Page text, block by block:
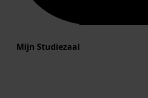
Mijn Studiezaal